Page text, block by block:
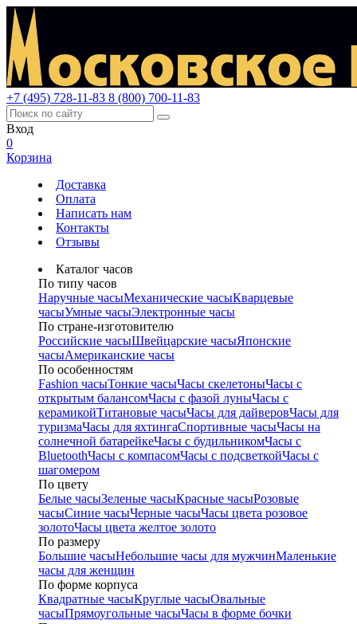
+7 (495) 728-11-83 8 (800) 700-11-83
Вход
0
Корзина
Доставка
Оплата
Написать нам
Контакты
Отзывы
Каталог часов
По типу часов
Наручные часыМеханические часыКварцевые
часыУмные часыЭлектронные часы
По стране-изготовителю
Российские часыШвейцарские часыЯпонские
часыАмериканские часы
По особенностям
Fashion часыТонкие часыЧасы скелетоныЧасы с
открытым балансомЧасы с фазой луныЧасы с
керамикойТитановые часыЧасы для дайверовЧасы для
туризмаЧасы для яхтингаСпортивные часыЧасы на
солнечной батарейкеЧасы с будильникомЧасы с
BluetoothЧасы с компасомЧасы с подсветкойЧасы с
шагомером
По цвету
Белые часыЗеленые часыКрасные часыРозовые
часыСиние часыЧерные часыЧасы цвета розовое
золотоЧасы цвета желтое золото
По размеру
Большие часыНебольшие часы для мужчинМаленькие
часы для женщин
По форме корпуса
Квадратные часыКруглые часыОвальные
часыПрямоугольные часыЧасы в форме бочки